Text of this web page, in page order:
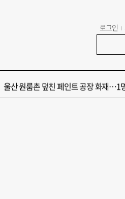
로그인
“이 정도 폭염 예상 못 해” 골프 예약 취
‘불가마 부산’ 식히려면 꽉 막힌 바람길
울산 원룸촌 덮친 페인트 공장 화재…1